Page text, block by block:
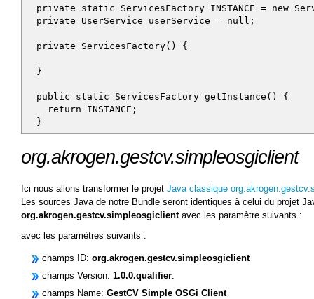
}
private static ServicesFactory INSTANCE = new
private UserService userService = null;
private ServicesFactory() {
}
public static ServicesFactory getInstance() {
return INSTANCE;
}
public UserService getUserService() {
if (userService == null) {
}
return userService;
private UserService createUserService() {
return userService;
}
org.akrogen.gestcv.simpleosgiclient
Ici nous allons transformer le projet Java classique
Les sources Java de notre Bundle seront identiques à celui du projet
org.akrogen.gestcv.simpleosgiclientavec les paramètre suivants :
avec les paramètres suivants :
champs ID: org.akrogen.gestcv.simpleosgiclient
champs Version: 1.0.0.qualifier.
champs Name: GestCV Simple OSGi Client